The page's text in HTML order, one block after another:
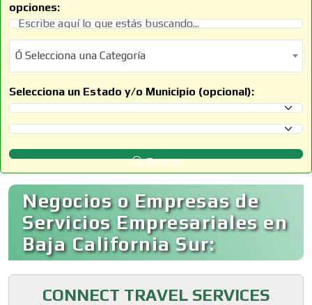
opciones:
Ó Selecciona una Categoría
Ó Selecciona una Categoría
Selecciona un Estado y/o Municipio (opcional):
Selecciona un Estado
Selecciona un Municipio
Buscar
Negocios o Empresas de
Servicios Empresariales en
Baja California Sur:
CONNECT TRAVEL SERVICES